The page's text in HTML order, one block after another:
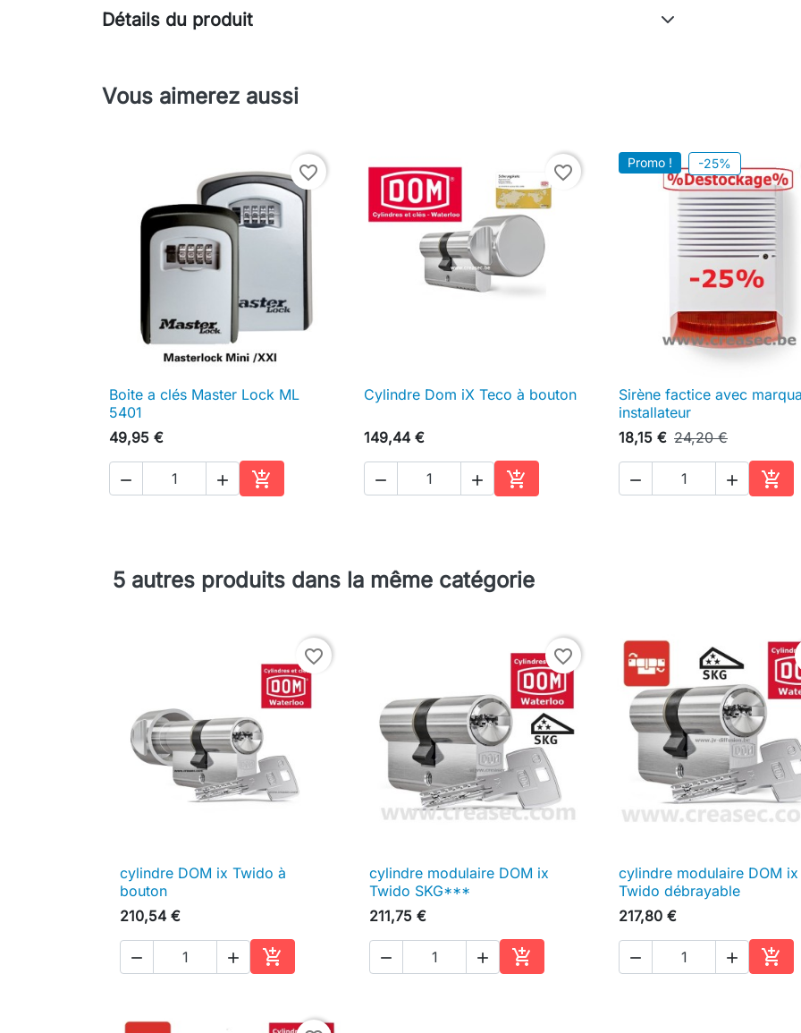
Détails du produit
Vous aimerez aussi
favorite_border
 Aperçu rapide
Boite a clés Master Lock ML
5401
49,95 €
  
Ajouter au panier
favorite_border
 Aperçu rapide
Cylindre Dom iX Teco à bouton
149,44 €
  
Ajouter au panier
Promo ! -25%
 Aperçu rapide
Sirène factice avec
installateur
18,15 € 24,20 €
  
5 autres produits dans la même catégorie
favorite_border
 Aperçu rapide
cylindre DOM ix Twido à
bouton
210,54 €
  
Ajouter au panier
favorite_border
 Aperçu rapide
cylindre modulaire DOM ix
Twido SKG***
211,75 €
  
Ajouter au panier
 Aperçu rapide
cylindre modulaire DOM ix
Twido débrayable
217,80 €
  